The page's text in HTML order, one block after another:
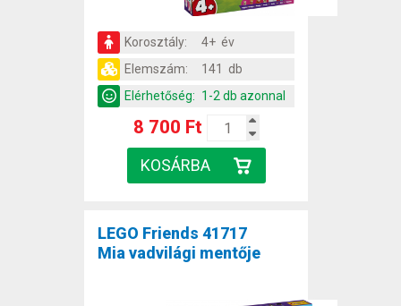
Korosztály:
4+ év
Elemszám:
141 db
Elérhetőség: 1-2 db azonnal
8 700 Ft
LEGO Friends 41717
Mia vadvilági mentője